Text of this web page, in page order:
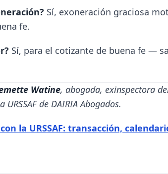
Sí, exoneración graciosa
fe.
Sí, para el cotizante de buena fe —
Watine, abogada, exinspectora
de DAIRIA Abogados.
la URSSAF: transacción,